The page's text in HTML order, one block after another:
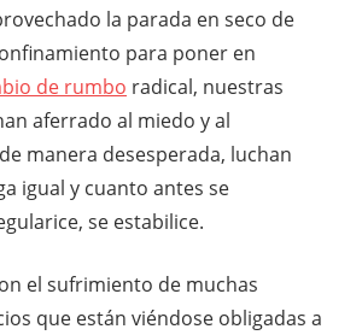
la parada en seco de
para poner en
de rumbo radical, nuestras
aferrado al miedo y al
manera desesperada, luchan
igual y cuanto antes se
se estabilice.
el sufrimiento de muchas
que están viéndose obligadas a